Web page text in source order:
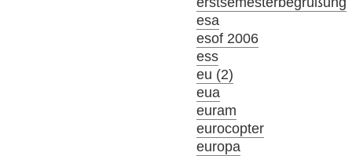
esa
esof 2006
ess
eu (2)
eua
euram
eurocopter
europa